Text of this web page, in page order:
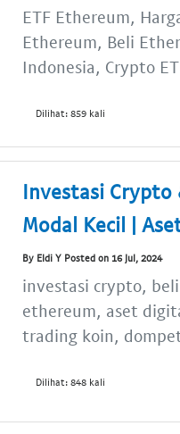
ETF Ethereum,
Ethereum, Beli
Indonesia, Crypto
Dilihat: 859 kali
Investasi Crypto
Modal Kecil |
By Eldi Y Posted on 16 Jul, 2024
investasi crypto,
ethereum, aset
trading koin,
Dilihat: 848 kali